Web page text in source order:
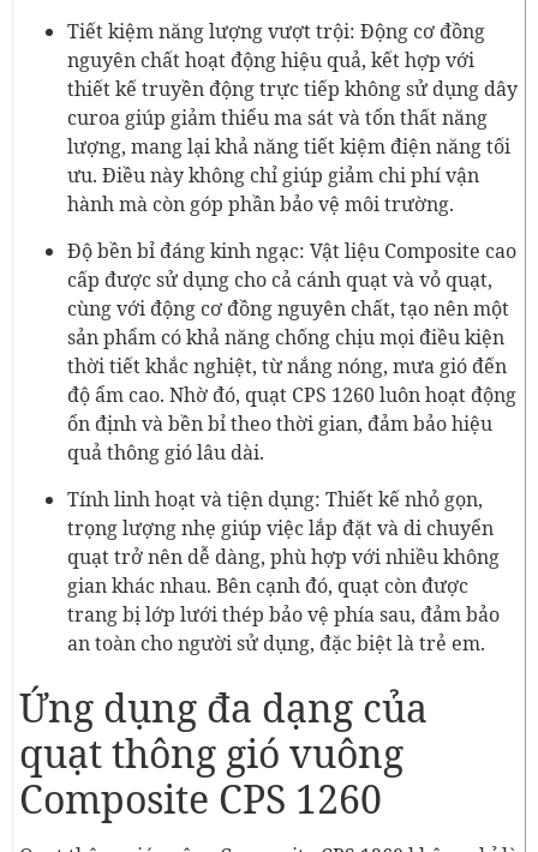
Tiết kiệm năng lượng vượt trội: Động cơ đồng
nguyên chất hoạt động hiệu quả, kết hợp với
thiết kế truyền động trực tiếp không sử dụng dây
curoa giúp giảm thiểu ma sát và tổn thất năng
lượng, mang lại khả năng tiết kiệm điện năng tối
ưu. Điều này không chỉ giúp giảm chi phí vận
hành mà còn góp phần bảo vệ môi trường.
Độ bền bỉ đáng kinh ngạc: Vật liệu Composite cao
cấp được sử dụng cho cả cánh quạt và vỏ quạt,
cùng với động cơ đồng nguyên chất, tạo nên một
sản phẩm có khả năng chống chịu mọi điều kiện
thời tiết khắc nghiệt, từ nắng nóng, mưa gió đến
độ ẩm cao. Nhờ đó, quạt CPS 1260 luôn hoạt động
ổn định và bền bỉ theo thời gian, đảm bảo hiệu
quả thông gió lâu dài.
Tính linh hoạt và tiện dụng: Thiết kế nhỏ gọn,
trọng lượng nhẹ giúp việc lắp đặt và di chuyển
quạt trở nên dễ dàng, phù hợp với nhiều không
gian khác nhau. Bên cạnh đó, quạt còn được
trang bị lớp lưới thép bảo vệ phía sau, đảm bảo
an toàn cho người sử dụng, đặc biệt là trẻ em.
Ứng dụng đa dạng của
quạt thông gió vuông
Composite CPS 1260